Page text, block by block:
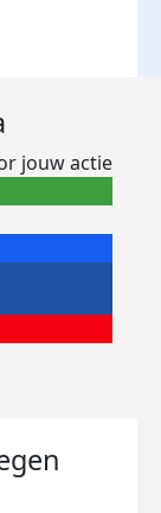
jouw actie